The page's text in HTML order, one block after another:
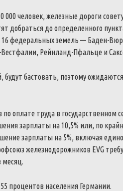
000 человек, железные дороги
добраться до определенного
федеральных земель — Баден-
Рейнланд-Пфальце и
бастовать, поэтому
оплате труда в государственном
зарплаты на 10,5% или, по
зарплаты на 5%, включая
железнодорожников EVG
процентов населения Германии.